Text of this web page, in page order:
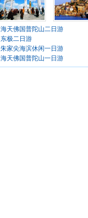
海天佛国普陀山二日游
东极二日游
朱家尖海滨休闲一日游
海天佛国普陀山一日游